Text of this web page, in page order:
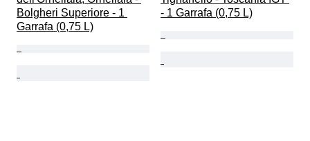
Bolgheri Superiore - 1
Garrafa (0,75 L)
- 1 Garrafa (0,75 L)